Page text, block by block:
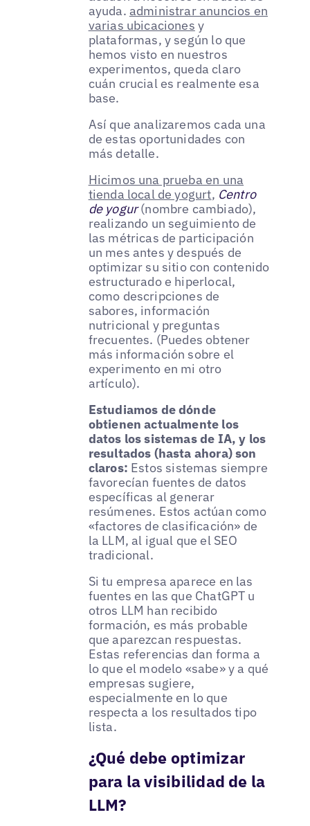
ayuda. administrar anuncios en
varias ubicaciones y
plataformas, y según lo que
hemos visto en nuestros
experimentos, queda claro
cuán crucial es realmente esa
base.
Así que analizaremos cada una
de estas oportunidades con
más detalle.
Hicimos una prueba en una
tienda local de yogurt, Centro
de yogur(nombre cambiado),
realizando un seguimiento de
las métricas de participación
un mes antes y después de
optimizar su sitio con contenido
estructurado e hiperlocal,
como descripciones de
sabores, información
nutricional y preguntas
frecuentes. (Puedes obtener
más información sobre el
experimento en mi otro
artículo).
Estudiamos de dónde
obtienen actualmente los
datos los sistemas de IA, y los
resultados (hasta ahora) son
claros: Estos sistemas siempre
favorecían fuentes de datos
específicas al generar
resúmenes. Estos actúan como
«factores de clasificación» de
la LLM, al igual que el SEO
tradicional.
Si tu empresa aparece en las
fuentes en las que ChatGPT u
otros LLM han recibido
formación, es más probable
que aparezcan respuestas.
Estas referencias dan forma a
lo que el modelo «sabe» y a qué
empresas sugiere,
especialmente en lo que
respecta a los resultados tipo
lista.
¿Qué debe optimizar
para la visibilidad de la
LLM?